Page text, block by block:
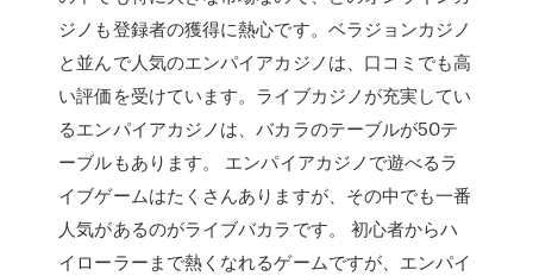
ジノも登録者の獲得に熱心です。ベラジョンカジノ
と並んで人気のエンパイアカジノは、口コミでも高
い評価を受けています。ライブカジノが充実してい
るエンパイアカジノは、バカラのテーブルが50テ
ーブルもあります。 エンパイアカジノで遊べるラ
イブゲームはたくさんありますが、その中でも一番
人気があるのがライブバカラです。 初心者からハ
イローラーまで熱くなれるゲームですが、エンパイ